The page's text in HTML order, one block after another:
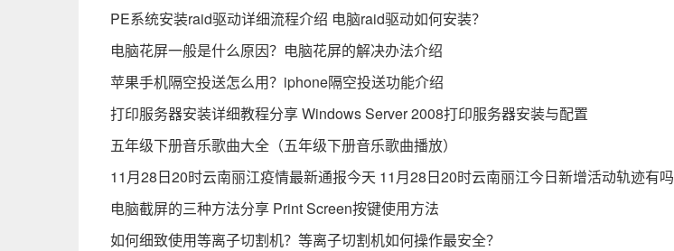
PE系统安装raid驱动详细流程介绍 电脑raid驱动如何安装？
电脑花屏一般是什么原因？电脑花屏的解决办法介绍
苹果手机隔空投送怎么用？iphone隔空投送功能介绍
打印服务器安装详细教程分享 Windows Server 2008打印服务器安装与配置
五年级下册音乐歌曲大全（五年级下册音乐歌曲播放）
11月28日20时云南丽江疫情最新通报今天 11月28日20时云南丽江今日新增活动轨迹有吗
电脑截屏的三种方法分享 Print Screen按键使用方法
如何细致使用等离子切割机？等离子切割机如何操作最安全？